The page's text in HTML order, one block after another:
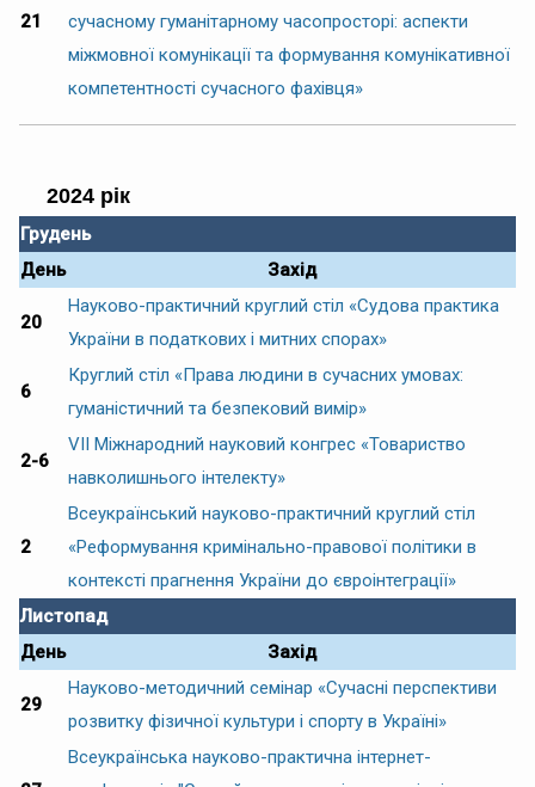
21
сучасному гуманітарному часопросторі: аспекти
міжмовної комунікації та формування комунікативної
компетентності сучасного фахівця»
2024 рік
Грудень
День
Захід
20
Науково-практичний круглий стіл «Судова практика
України в податкових і митних спорах»
6
Круглий стіл «Права людини в сучасних умовах:
гуманістичний та безпековий вимір»
2-6
VII Міжнародний науковий конгрес «Товариство
навколишнього інтелекту»
2
Всеукраїнський науково-практичний круглий стіл
«Реформування кримінально-правової політики в
контексті прагнення України до євроінтеграції»
Листопад
День
Захід
29
Науково-методичний семінар «Сучасні перспективи
розвитку фізичної культури і спорту в Україні»
Всеукраїнська науково-практична інтернет-